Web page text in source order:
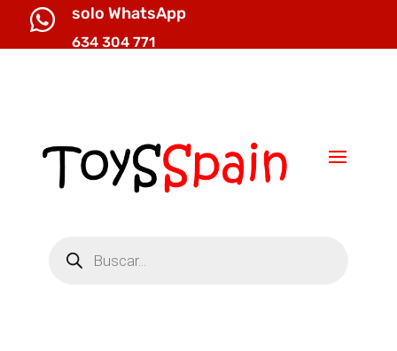
 solo WhatsApp
634 304 771
productos